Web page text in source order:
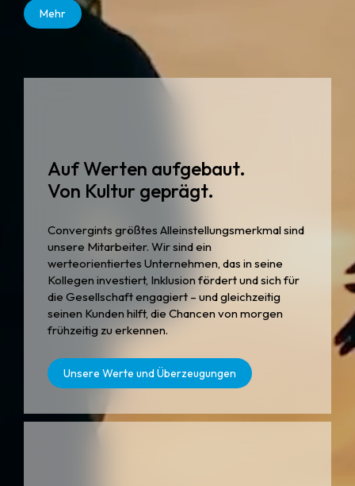
Mehr
Auf Werten aufgebaut.
Von Kultur geprägt.
Convergints größtes Alleinstellungsmerkmal sind
unsere Mitarbeiter. Wir sind ein
werteorientiertes Unternehmen, das in seine
Kollegen investiert, Inklusion fördert und sich für
die Gesellschaft engagiert – und gleichzeitig
seinen Kunden hilft, die Chancen von morgen
frühzeitig zu erkennen.
Unsere Werte und Überzeugungen